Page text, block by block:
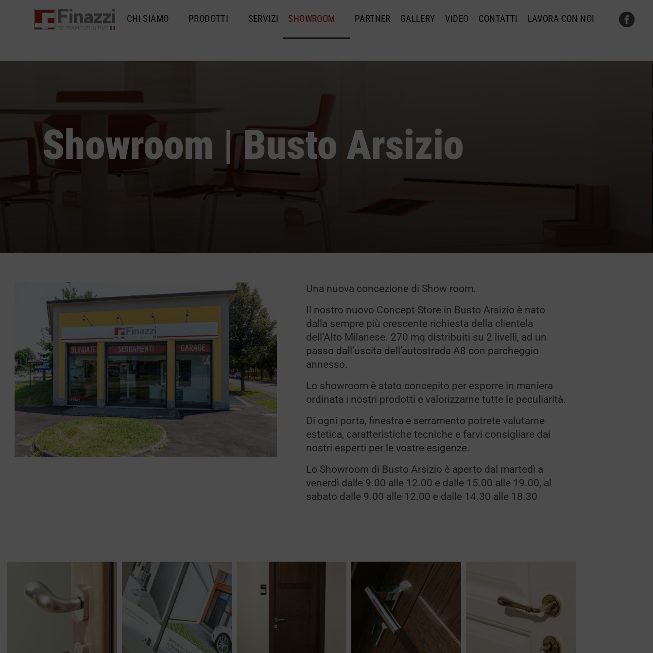
CHI SIAMO PRODOTTI SERVIZI SHOWROOM PARTNER GALLERY VIDEO CONTATTI LAVORA CON NOI
Showroom | Busto Arsizio
Una nuova concezione di Show room.
Il nostro nuovo Concept Store in Busto Arsizio è nato
dalla sempre più crescente richiesta della clientela
dell’Alto Milanese. 270 mq distribuiti su 2 livelli, ad un
passo dall’uscita dell’autostrada A8 con parcheggio
annesso.
Lo showroom è stato concepito per esporre in maniera
ordinata i nostri prodotti e valorizzarne tutte le peculiarità.
Di ogni porta, finestra e serramento potrete valutarne
estetica, caratteristiche tecniche e farvi consigliare dai
nostri esperti per le vostre esigenze.
Lo Showroom di Busto Arsizio è aperto dal martedì a
venerdì dalle 9.00 alle 12.00 e dalle 15.00 alle 19.00, al
sabato dalle 9.00 alle 12.00 e dalle 14.30 alle 18.30